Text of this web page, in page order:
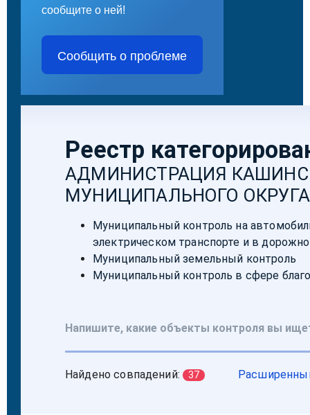
сообщите о ней!
Сообщить о проблеме